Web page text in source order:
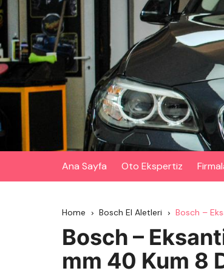
Skip
to
content
Ana Sayfa Oto Ekspertiz
Home Bosch El Aletleri Bosch –
Bosch –
mm 40 Kum 8